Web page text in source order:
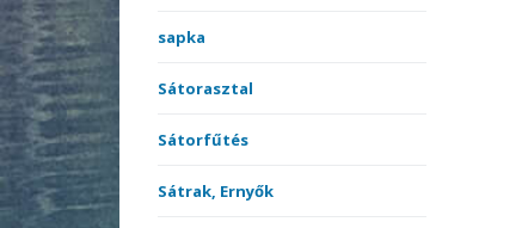
sapka
Sátorasztal
Sátorfűtés
Sátrak, Ernyők